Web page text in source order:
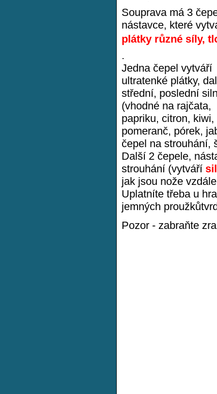
Souprava má 3
nástavce, které
plátky různé síly,
.
Jedna čepel vytváří
ultratenké plátky,
střední, poslední
(vhodné na rajčata,
papriku, citron, kiwi,
pomeranč, pórek,
čepel na strouhání,
Další 2 čepele,
strouhání (vytváří
jak jsou nože
Uplatníte třeba u
jemných
Pozor - zabraňte